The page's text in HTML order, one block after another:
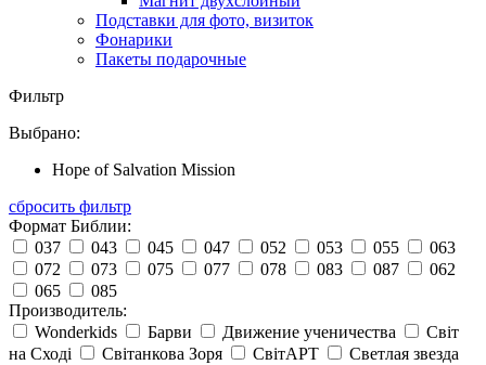
Подставки для фото, визиток
Фонарики
Пакеты подарочные
Фильтр
Выбрано:
Hope of Salvation Mission
сбросить фильтр
Формат Библии:
037
043 045 047 052 053 055
063
072
073 075 077 078 083 087
062
065
085
Производитель:
Wonderkids
Барви Движение ученичества
Світ
на Сході
Світанкова Зоря СвітАРТ
Светлая звезда